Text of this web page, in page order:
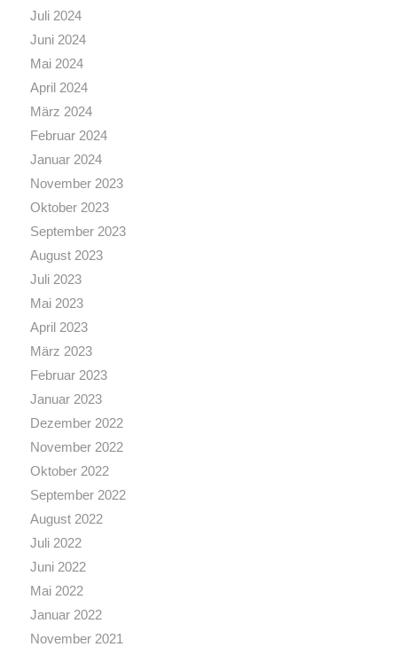
Juli 2024
Juni 2024
Mai 2024
April 2024
März 2024
Februar 2024
Januar 2024
November 2023
Oktober 2023
September 2023
August 2023
Juli 2023
Mai 2023
April 2023
März 2023
Februar 2023
Januar 2023
Dezember 2022
November 2022
Oktober 2022
September 2022
August 2022
Juli 2022
Juni 2022
Mai 2022
Januar 2022
November 2021